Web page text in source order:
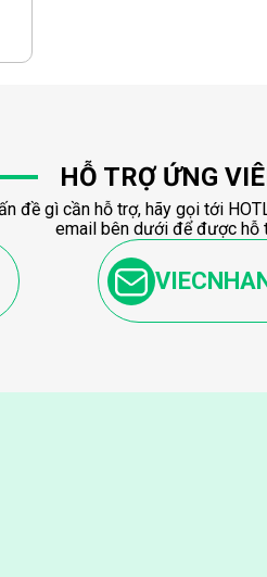
HỖ TRỢ ỨNG
đề gì cần hỗ trợ, hãy gọi tới
email bên dưới để được hỗ